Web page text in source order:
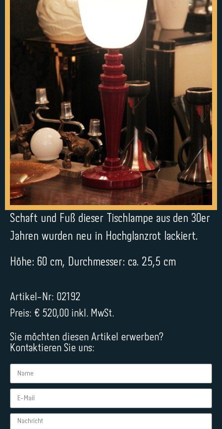
Schaft und Fuß dieser Tischlampe aus den 30er
Jahren wurden neu in Hochglanzrot lackiert.
Höhe: 60 cm, Durchmesser: ca. 25,5 cm
Artikel-Nr: 02192
Preis: € 520,00 inkl. MwSt.
Sie möchten diesen Artikel erwerben?
Kontaktieren Sie uns: